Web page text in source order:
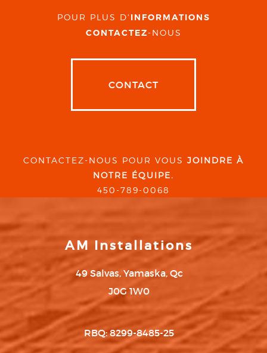
POUR PLUS D' INFORMATIONS
CONTACTEZ-NOUS
CONTACT
CONTACTEZ-NOUS POUR VOUS JOINDRE À
NOTRE ÉQUIPE.
450-789-0068
AM Installations
49 Salvas, Yamaska, Qc
J0G 1W0
RBQ: 8299-8485-25